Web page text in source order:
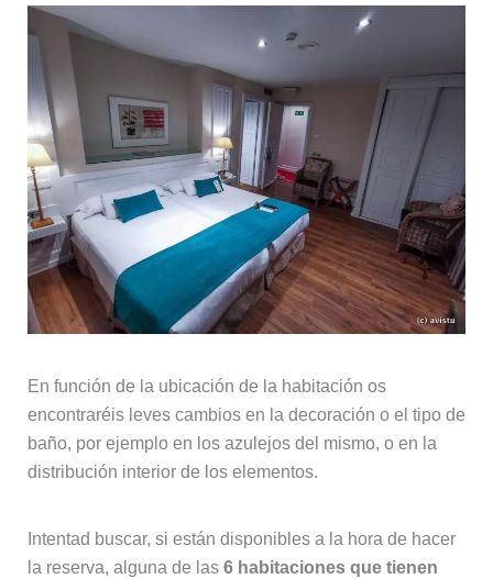
En función de la ubicación de la habitación os
encontraréis leves cambios en la decoración o el tipo de
baño, por ejemplo en los azulejos del mismo, o en la
distribución interior de los elementos.
Intentad buscar, si están disponibles a la hora de hacer
la reserva, alguna de las 6 habitaciones que tienen